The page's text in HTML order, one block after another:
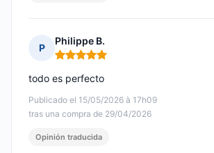
P
Philippe B.
Nota: 5 de 5
Publicado el 15/05/2026 à 17h09
tras una compra de 29/04/2026
todo es perfecto
Opinión traducida